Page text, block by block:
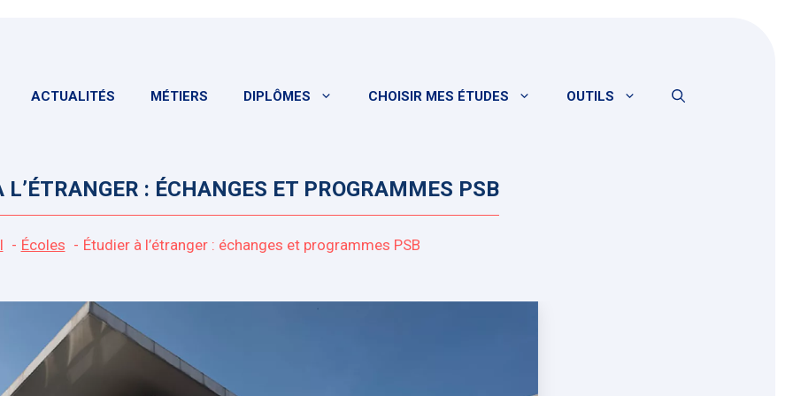
ACTUALITÉS MÉTIERS DIPLÔMES CHOISIR MES ÉTUDES OUTILS
L’ÉTRANGER : ÉCHANGES ET PROGRAMMES PSB
Écoles Étudier à l’étranger : échanges et programmes PSB